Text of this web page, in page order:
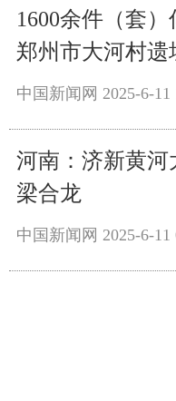
1600余件（套
郑州市大河村遗
中国新闻网 2025-6-11
河南：济新黄河
梁合龙
中国新闻网 2025-6-11